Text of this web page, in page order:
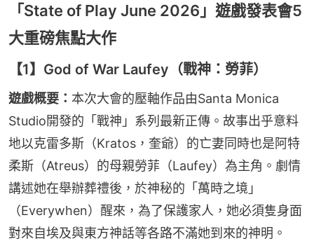
「State of Play June 2026」遊戲發表會5
大重磅焦點大作
【1】God of War Laufey（戰神：勞菲）
遊戲概要： 本次大會的壓軸作品由Santa Monica
Studio開發的「戰神」系列最新正傳。故事出乎意料
地以克雷多斯（Kratos，奎爺）的亡妻同時也是阿特
柔斯（Atreus）的母親勞菲（Laufey）為主角。劇情
講述她在舉辦葬禮後，於神秘的「萬時之境」
（Everywhen）醒來，為了保護家人，她必須隻身面
對來自埃及與東方神話等各路不滿她到來的神明。